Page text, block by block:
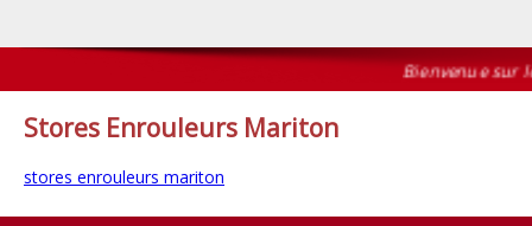
Bienvenue sur le
Stores Enrouleurs Mariton
stores enrouleurs mariton